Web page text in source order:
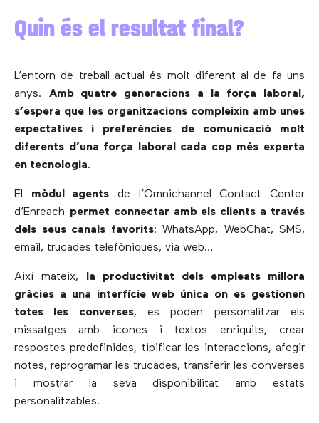
Quin és el resultat final?
L’entorn de treball actual és molt diferent al de fa uns
anys. Amb quatre generacions a la força laboral,
s’espera que les organitzacions compleixin amb unes
expectatives i preferències de comunicació molt
diferents d’una força laboral cada cop més experta
en tecnologia.
El mòdul agents de l’Omnichannel Contact Center
d’Enreach permet connectar amb els clients a través
dels seus canals favorits: WhatsApp, WebChat, SMS,
email, trucades telefòniques, via web…
Així mateix,
la productivitat dels empleats millora
gràcies a una interfície web única on es gestionen
totes les converses, es poden personalitzar els
missatges amb icones i textos enriquits, crear
respostes predefinides, tipificar les interaccions, afegir
notes, reprogramar les trucades, transferir les converses
i mostrar la seva disponibilitat amb estats
personalitzables.